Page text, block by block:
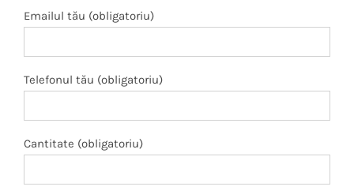
Emailul tău (obligatoriu)
Telefonul tău (obligatoriu)
Cantitate (obligatoriu)